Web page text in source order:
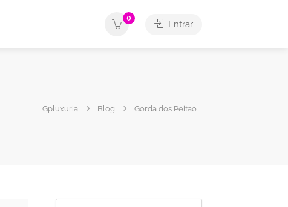
0
Entrar
Gpluxuria Blog Gorda dos Peitao